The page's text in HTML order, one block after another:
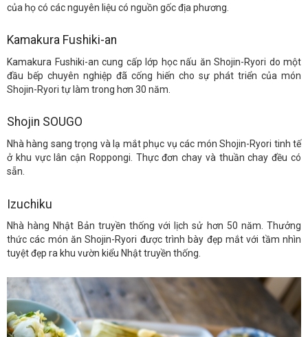
của họ có các nguyên liệu có nguồn gốc địa phương.
Kamakura Fushiki-an
Kamakura Fushiki-an cung cấp lớp học nấu ăn Shojin-Ryori do một
đầu bếp chuyên nghiệp đã cống hiến cho sự phát triển của món
Shojin-Ryori tự làm trong hơn 30 năm.
Shojin SOUGO
Nhà hàng sang trọng và lạ mắt phục vụ các món Shojin-Ryori tinh tế
ở khu vực lân cận Roppongi. Thực đơn chay và thuần chay đều có
sẵn.
Izuchiku
Nhà hàng Nhật Bản truyền thống với lịch sử hơn 50 năm. Thưởng
thức các món ăn Shojin-Ryori được trình bày đẹp mắt với tầm nhìn
tuyệt đẹp ra khu vườn kiểu Nhật truyền thống.